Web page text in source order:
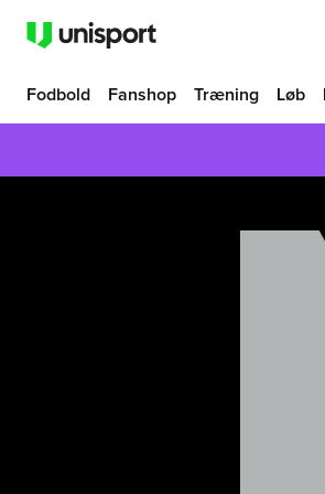
Fodbold Fanshop Træning Løb